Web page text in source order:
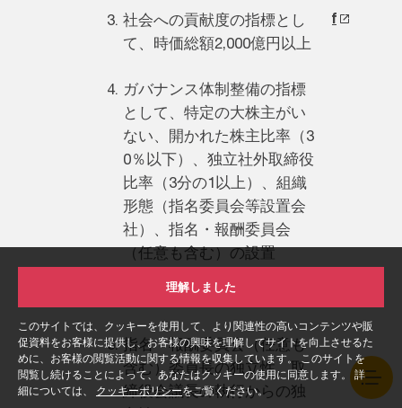
このサイトでは、クッキーを使用して、より関連性の高いコンテンツや販
促資料をお客様に提供し、お客様の興味を理解してサイトを向上させるた
めに、お客様の閲覧活動に関する情報を収集しています。 このサイトを
閲覧し続けることによって、あなたはクッキーの使用に同意します。 詳
細については、 クッキーポリシーをご覧ください。
理解しました
社会への貢献度の指標とし
て、時価総額2,000億円以上
ガバナンス体制整備の指標
として、特定の大株主がい
ない、開かれた株主比率（3
0％以下）、独立社外取締役
比率（3分の1以上）、組織
形態（指名委員会等設置会
社）、指名・報酬委員会
（任意も含む）の設置
取締役会の多様性
指名・報酬委員会（任意も
含む）委員長の独立性、取
締役会議長の執行からの独
f